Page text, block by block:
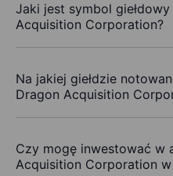
Jaki jest symbol
Acquisition Corporation?
Na jakiej giełdzie
Dragon Acquisition
Czy mogę inwestować w
Acquisition Corporation w